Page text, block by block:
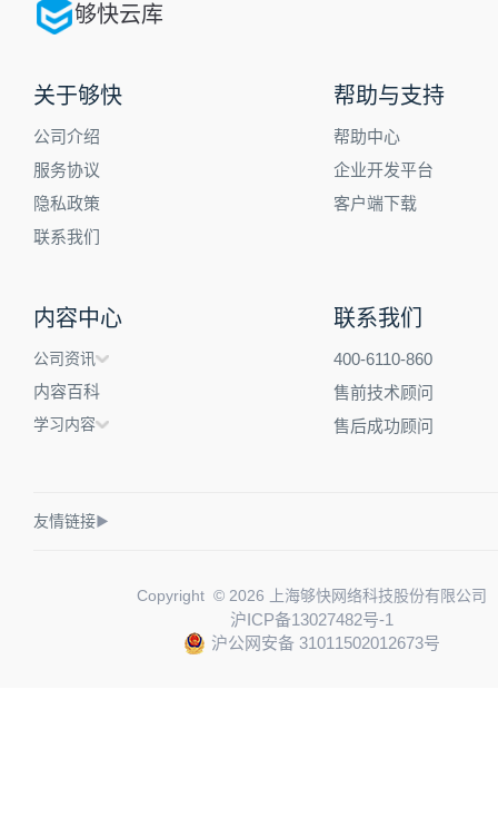
够快云库
关于够快
公司介绍
服务协议
隐私政策
联系我们
帮助与支持
帮助中心
企业开发平台
客户端下载
内容中心
公司资讯
内容百科
学习内容
联系我们
400-6110-860
售前技术顾问
售后成功顾问
友情链接▶
Copyright © 2026 上海够快网络科技股份有限公司
沪ICP备13027482号-1
沪公网安备 31011502012673号